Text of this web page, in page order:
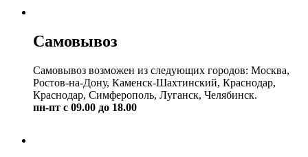
Самовывоз
Самовывоз возможен из следующих городов: Москва,
Ростов-на-Дону, Каменск-Шахтинский, Краснодар,
Краснодар, Симферополь, Луганск, Челябинск.
пн-пт с 09.00 до 18.00